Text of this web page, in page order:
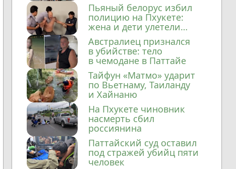
Пьяный белорус избил
полицию на Пхукете:
жена и дети улетели
домой
Австралиец признался
в убийстве: тело
в чемодане в Паттайе
Тайфун «Матмо» ударит
по Вьетнаму, Таиланду
и Хайнаню
На Пхукете чиновник
насмерть сбил
россиянина
Паттайский суд оставил
под стражей убийц пяти
человек